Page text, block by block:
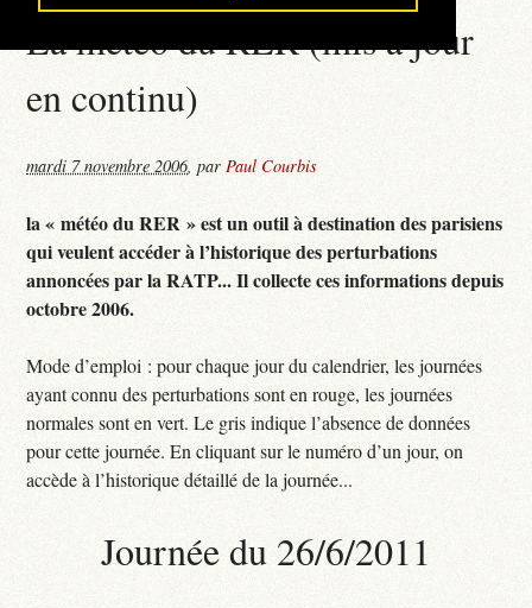
La météo du RER (mis à jour
en continu)
mardi 7 novembre 2006,parPaul Courbis
la « météo du RER » est un outil à destination des parisiens
qui veulent accéder à l’historique des perturbations
annoncées par la RATP... Il collecte ces informations depuis
octobre 2006.
Mode d’emploi : pour chaque jour du calendrier, les journées
ayant connu des perturbations sont en rouge, les journées
normales sont en vert. Le gris indique l’absence de données
pour cette journée. En cliquant sur le numéro d’un jour, on
accède à l’historique détaillé de la journée...
Journée du 26/6/2011